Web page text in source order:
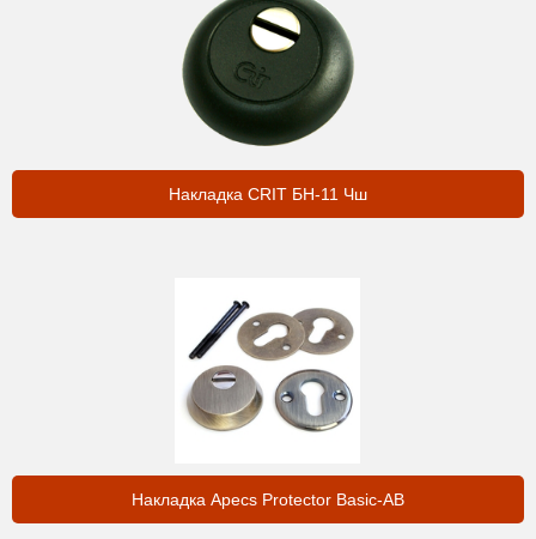
Накладка CRIT БН-11 Чш
Накладка Apecs Protector Basic-AB